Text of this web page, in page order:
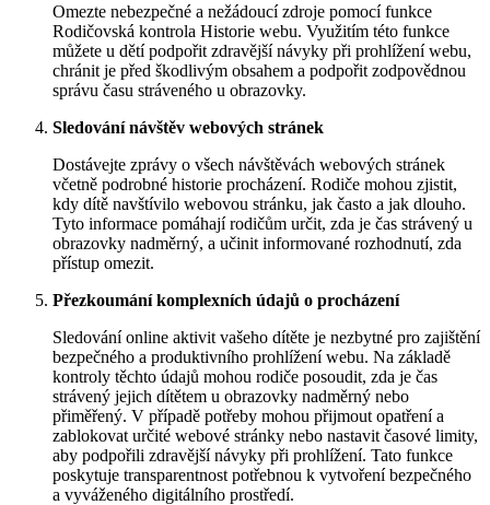
Omezte nebezpečné a nežádoucí zdroje pomocí funkce
Rodičovská kontrola Historie webu. Využitím této funkce
můžete u dětí podpořit zdravější návyky při prohlížení webu,
chránit je před škodlivým obsahem a podpořit zodpovědnou
správu času stráveného u obrazovky.
Sledování návštěv webových stránek
Dostávejte zprávy o všech návštěvách webových stránek
včetně podrobné historie procházení. Rodiče mohou zjistit,
kdy dítě navštívilo webovou stránku, jak často a jak dlouho.
Tyto informace pomáhají rodičům určit, zda je čas strávený u
obrazovky nadměrný, a učinit informované rozhodnutí, zda
přístup omezit.
Přezkoumání komplexních údajů o procházení
Sledování online aktivit vašeho dítěte je nezbytné pro zajištění
bezpečného a produktivního prohlížení webu. Na základě
kontroly těchto údajů mohou rodiče posoudit, zda je čas
strávený jejich dítětem u obrazovky nadměrný nebo
přiměřený. V případě potřeby mohou přijmout opatření a
zablokovat určité webové stránky nebo nastavit časové limity,
aby podpořili zdravější návyky při prohlížení. Tato funkce
poskytuje transparentnost potřebnou k vytvoření bezpečného
a vyváženého digitálního prostředí.